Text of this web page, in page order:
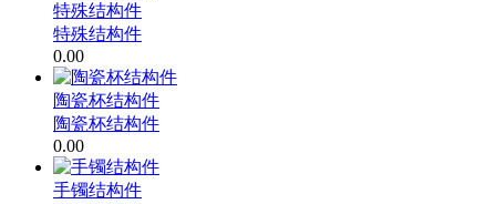
特殊结构件
特殊结构件
0.00
陶瓷杯结构件
陶瓷杯结构件
0.00
手镯结构件